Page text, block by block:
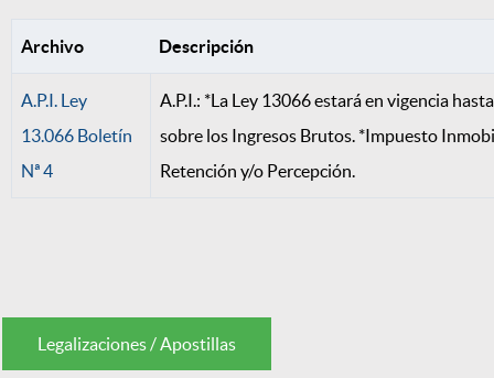
Archivo Descripción
A.P.I. Ley
13.066 Boletín
Nª 4
A.P.I.: *La Ley 13066 estará en vigencia
sobre los Ingresos Brutos. *Impuesto
Retención y/o Percepción.